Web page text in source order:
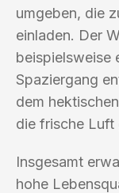
umgeben, die
einladen. Der
beispielsweise
Spaziergang
dem
die frische Luft
Insgesamt
hohe